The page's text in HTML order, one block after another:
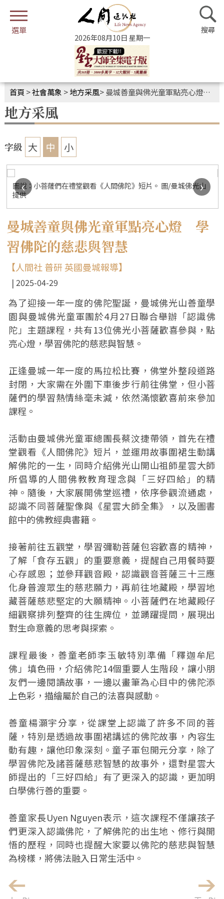
2026年08月10日 星期一
首頁 >社會萬象 >地方采風>曼城善童與佛光童軍點亮心燈 學習佛陀的慈悲與智慧
地方采風
字級 大 中 小
圖說：小菩薩們在禮堂觀看《人間佛陀》短片。 圖/曼城佛光山
提供
‹ ›
曼城善童與佛光童軍點亮心燈 學
習佛陀的慈悲與智慧
【人間社 普研 英國曼城報導】
2025-04-29
為了迎接一年一度的佛陀聖誕，曼城佛光山善童學
園與曼城佛光童軍團於4月27日聯合舉辦「認識佛
陀」主題課程，共有13位佛光小菩薩歡喜參與，點
亮心燈，學習佛陀的慈悲與智慧。
正逢曼城一年一度的馬拉松比賽，佛堂外整段道路
封閉，大家需在外圍下車後步行前往佛堂，但小菩
薩們的學習熱情絲毫未減，依然滿懷歡喜前來參加
課程。
活動由曼城佛光童軍總團長蔡汶捷帶領，首先在禮
堂觀看《人間佛陀》短片，並運用故事圍裙生動講
解佛陀的一生，同時介紹佛光山開山祖師星雲大師
所倡導的人間佛教教育理念與「三好四給」的精
神。隨後，大家展開佛堂巡禮，依序參觀流通處，
認識不同菩薩聖像與《星雲大師全集》，以及圖書
館中的佛教經典書籍。
接著前往五觀堂，學習彌勒菩薩包容歡喜的精神，
了解「食存五觀」的重要意義，提醒自己用餐時要
心存感恩；並參拜觀音殿，認識觀音菩薩三十三應
化身普渡眾生的慈悲願力，再前往地藏殿，學習地
藏菩薩慈悲堅定的大願精神。小菩薩們在地藏殿仔
細觀察排列整齊的往生牌位，並踴躍提問，展現出
對生命意義的思考與探索。
課程最後，善童老師李玉敏特別準備「釋迦牟尼
佛」填色冊，介紹佛陀14個重要人生階段，讓小朋
友們一邊閱讀故事，一邊以畫筆為心目中的佛陀添
上色彩，描繪屬於自己的法喜與感動。
善童楊灝宇分享，從課堂上認識了許多不同的菩
薩，特別是透過故事圍裙講述的佛陀故事，內容生
動有趣，讓他印象深刻。童子軍包開元分享，除了
學習佛陀及諸菩薩慈悲智慧的故事外，還對星雲大
師提出的「三好四給」有了更深入的認識，更加明
白學佛行善的重要。
善童家長Uyen Nguyen表示，這次課程不僅讓孩子
們更深入認識佛陀，了解佛陀的出生地、修行與開
悟的歷程，同時也提醒大家要以佛陀的慈悲與智慧
為榜樣，將佛法融入日常生活中。